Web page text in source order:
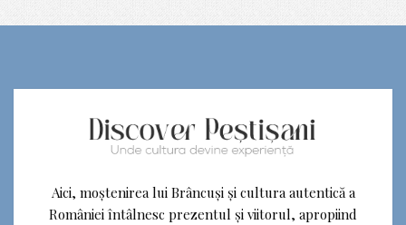
Aici, moștenirea lui Brâncuși și cultura autentică a
României întâlnesc prezentul și viitorul, apropiind